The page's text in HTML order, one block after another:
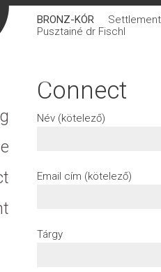
BRONZ-KÓR
Pusztainé dr Fischl
Connect
Név (kötelező)
Email cím (kötelező)
Tárgy